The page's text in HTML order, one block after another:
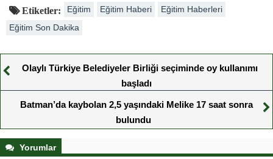
Etiketler: Eğitim Eğitim Haberi
Eğitim Haberleri
Eğitim Son Dakika
Olaylı Türkiye Belediyeler Birliği seçiminde oy kullanımı
başladı
Batman’da kaybolan 2,5 yaşındaki Melike 17 saat sonra
bulundu
Yorumlar